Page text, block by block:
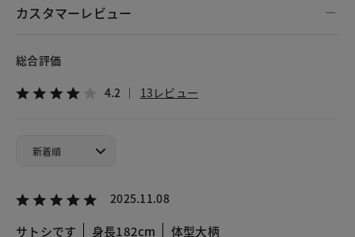
カスタマーレビュー
総合評価
4.2 13レビュー
2025.11.08
サトシです 身長182cm 体型大柄